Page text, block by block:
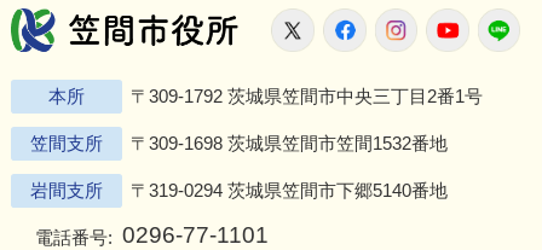
笠間市役所
X FacebookInstagram
本所 〒309-1792 茨城県笠間市中央三丁目2番1号
笠間支所 〒309-1698 茨城県笠間市笠間1532番地
岩間支所 〒319-0294 茨城県笠間市下郷5140番地
電話番号: 0296-77-1101